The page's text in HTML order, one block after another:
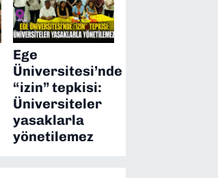
Ege
Üniversitesi’nde
“izin” tepkisi:
Üniversiteler
yasaklarla
yönetilemez